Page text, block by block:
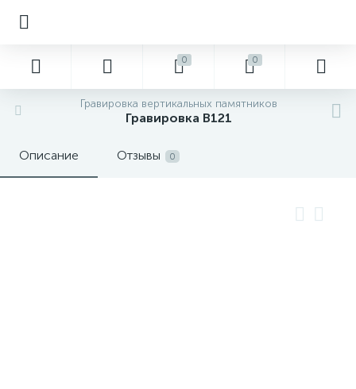
0 0
Гравировка вертикальных памятников
Гравировка В121
Описание Отзывы 0